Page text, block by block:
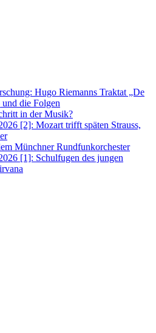
Hugo Riemanns Traktat „De
die Folgen
in der Musik?
[2]: Mozart trifft späten Strauss,
Münchner Rundfunkorchester
[1]: Schulfugen des jungen